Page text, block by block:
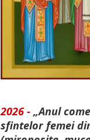
2026 - „Anul
sfintelor femei